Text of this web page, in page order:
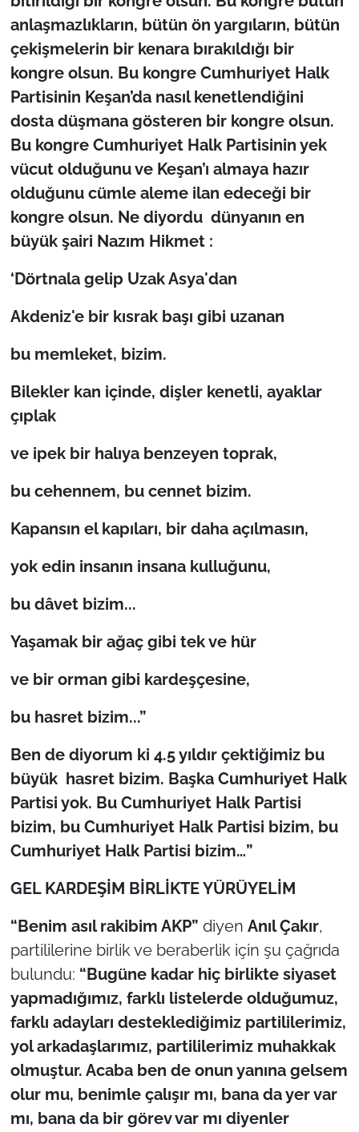
anlaşmazlıkların, bütün ön yargıların, bütün
çekişmelerin bir kenara bırakıldığı bir
kongre olsun. Bu kongre Cumhuriyet Halk
Partisinin Keşan’da nasıl kenetlendiğini
dosta düşmana gösteren bir kongre olsun.
Bu kongre Cumhuriyet Halk Partisinin yek
vücut olduğunu ve Keşan’ı almaya hazır
olduğunu cümle aleme ilan edeceği bir
kongre olsun. Ne diyordu dünyanın en
büyük şairi Nazım Hikmet :
‘Dörtnala gelip Uzak Asya'dan
Akdeniz'e bir kısrak başı gibi uzanan
bu memleket, bizim.
Bilekler kan içinde, dişler kenetli, ayaklar
çıplak
ve ipek bir halıya benzeyen toprak,
bu cehennem, bu cennet bizim.
Kapansın el kapıları, bir daha açılmasın,
yok edin insanın insana kulluğunu,
bu dâvet bizim...
Yaşamak bir ağaç gibi tek ve hür
ve bir orman gibi kardeşçesine,
bu hasret bizim...”
Ben de diyorum ki 4.5 yıldır çektiğimiz bu
büyük hasret bizim. Başka Cumhuriyet Halk
Partisi yok. Bu Cumhuriyet Halk Partisi
bizim, bu Cumhuriyet Halk Partisi bizim, bu
Cumhuriyet Halk Partisi bizim…”
GEL KARDEŞİM BİRLİKTE YÜRÜYELİM
“Benim asıl rakibim AKP” diyen Anıl Çakır,
partililerine birlik ve beraberlik için şu çağrıda
bulundu: “Bugüne kadar hiç birlikte siyaset
yapmadığımız, farklı listelerde olduğumuz,
farklı adayları desteklediğimiz partililerimiz,
yol arkadaşlarımız, partililerimiz muhakkak
olmuştur. Acaba ben de onun yanına gelsem
olur mu, benimle çalışır mı, bana da yer var
mı, bana da bir görev var mı diyenler